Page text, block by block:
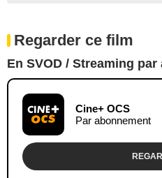
Regarder ce film
En SVOD / Streaming
Cine+ OCS
Par abonnement